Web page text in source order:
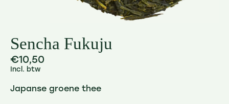
Sencha Fukuju
€10,50
Incl. btw
Japanse groene thee